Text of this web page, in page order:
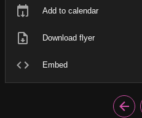
Add to calendar
Download flyer
Embed